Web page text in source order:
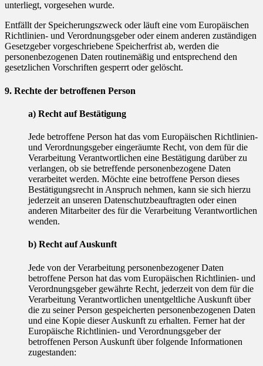
unterliegt, vorgesehen wurde.
Entfällt der Speicherungszweck oder läuft eine vom Europäischen
Richtlinien- und Verordnungsgeber oder einem anderen zuständigen
Gesetzgeber vorgeschriebene Speicherfrist ab, werden die
personenbezogenen Daten routinemäßig und entsprechend den
gesetzlichen Vorschriften gesperrt oder gelöscht.
9. Rechte der betroffenen Person
a) Recht auf Bestätigung
Jede betroffene Person hat das vom Europäischen Richtlinien-
und Verordnungsgeber eingeräumte Recht, von dem für die
Verarbeitung Verantwortlichen eine Bestätigung darüber zu
verlangen, ob sie betreffende personenbezogene Daten
verarbeitet werden. Möchte eine betroffene Person dieses
Bestätigungsrecht in Anspruch nehmen, kann sie sich hierzu
jederzeit an unseren Datenschutzbeauftragten oder einen
anderen Mitarbeiter des für die Verarbeitung Verantwortlichen
wenden.
b) Recht auf Auskunft
Jede von der Verarbeitung personenbezogener Daten
betroffene Person hat das vom Europäischen Richtlinien- und
Verordnungsgeber gewährte Recht, jederzeit von dem für die
Verarbeitung Verantwortlichen unentgeltliche Auskunft über
die zu seiner Person gespeicherten personenbezogenen Daten
und eine Kopie dieser Auskunft zu erhalten. Ferner hat der
Europäische Richtlinien- und Verordnungsgeber der
betroffenen Person Auskunft über folgende Informationen
zugestanden: